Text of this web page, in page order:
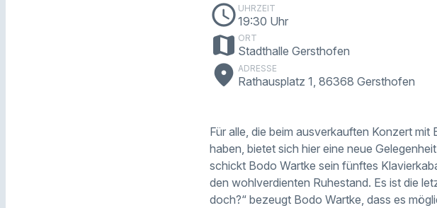
schedule UHRZEIT
19:30 Uhr
map ORT
Stadthalle Gersthofen
place ADRESSE
Rathausplatz 1, 86368 Gersthofen
Für alle, die beim ausverkauften Konzert
haben, bietet sich hier eine neue
schickt Bodo Wartke sein fünftes
den wohlverdienten Ruhestand. Es ist die
doch?“ bezeugt Bodo Wartke, dass es